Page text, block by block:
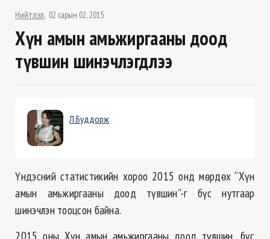
Нийтлэл 02 сарын 02, 2015
Хүн амын амьжиргааны доод
түвшин шинэчлэгдлээ
Л.Буддорж
Үндэсний статистикийн хороо 2015 онд мөрдөх “Хүн
амын амьжиргааны доод түвшин”-г бүс нутгаар
шинэчлэн тооцсон байна.
2015 оны Хүн амын амьжиргааны доод түвшин, бүс